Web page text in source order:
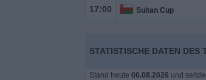
17:00 Sultan Cup
STATISTISCHE DATEN
Stand heute 06.08.2026 und